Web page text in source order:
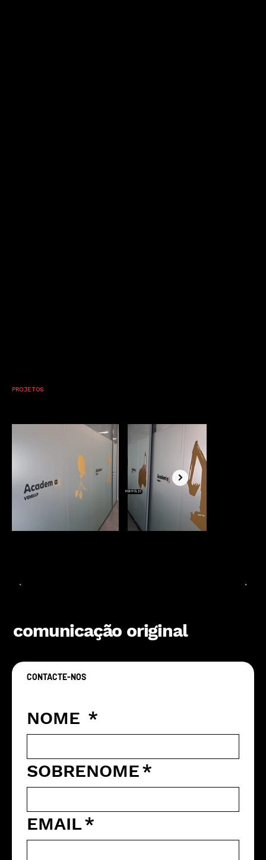
PROJETOS
<
PORTFÓLIO
>
comunicação original
CONTACTE-NOS
NOME *
SOBRENOME*
EMAIL*